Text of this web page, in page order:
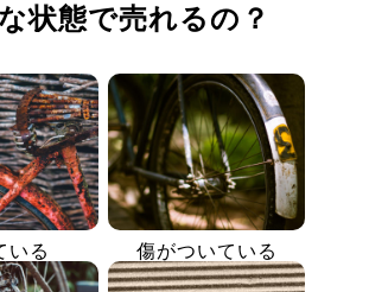
状態で売れるの？
いる 傷がついている